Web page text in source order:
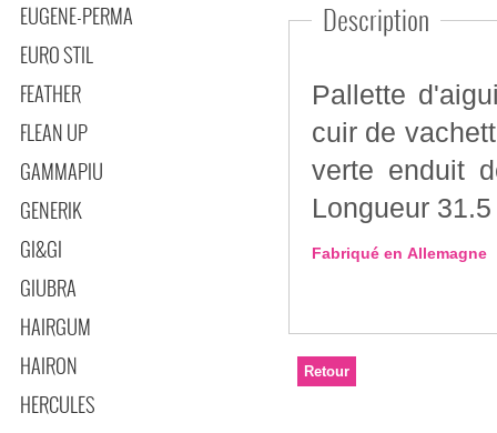
EUGENE-PERMA
EURO STIL
FEATHER
FLEAN UP
GAMMAPIU
GENERIK
GI&GI
GIUBRA
HAIRGUM
HAIRON
HERCULES
Description
Pallette
cuir de
verte enduit
Longueur
Fabriqué en Allemagne